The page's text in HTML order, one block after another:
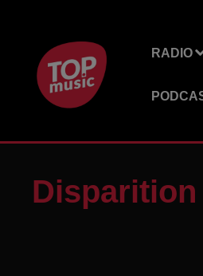
RADIO